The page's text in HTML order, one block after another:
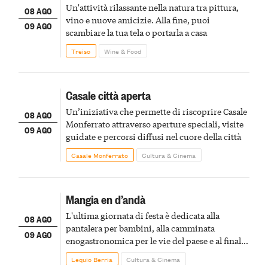
08 AGO
09 AGO
Un'attività rilassante nella natura tra pittura,
vino e nuove amicizie. Alla fine, puoi
scambiare la tua tela o portarla a casa
Treiso Wine & Food
08 AGO
09 AGO
Casale città aperta
Un’iniziativa che permette di riscoprire Casale
Monferrato attraverso aperture speciali, visite
guidate e percorsi diffusi nel cuore della città
Casale Monferrato Cultura & Cinema
08 AGO
09 AGO
Mangia en d’andà
L'ultima giornata di festa è dedicata alla
pantalera per bambini, alla camminata
enogastronomica per le vie del paese e al finale
pirotecnico
Lequio Berria Cultura & Cinema